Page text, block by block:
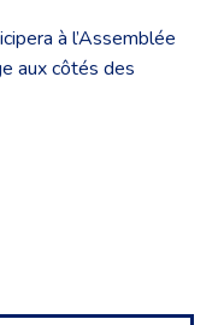
à l’Assemblée
aux côtés des